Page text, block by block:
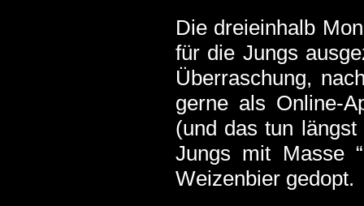
Die dreieinhalb
für die Jungs
Überraschung,
gerne als Online-
(und das tun
Jungs mit Masse
Weizenbier gedopt.